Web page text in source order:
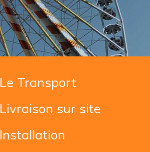
Le Transport
Livraison sur site
Installation